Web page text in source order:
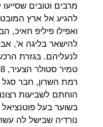
מרבים וטובים
להגיע אל ארץ
ואפילו פיליפ חאיכ,
להישאר בליגה א',
לנעליהם. בגזרת
רמת השרון, חבר
הוחתם לשביעות
בשוער בעל
נורדיה שבישל לה